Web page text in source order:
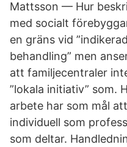
Mattsson — Hur
med socialt
en gräns vid
behandling” men
att familjecentraler
”lokala initiativ” som.
arbete har som mål
individuell som
som deltar.